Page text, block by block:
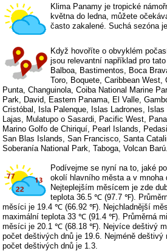
Klima Panamy je tropické
května do ledna, můžete
často zakalené. Suchá sezóna
Když hovoříte o obvyklém
jsou relevantní například pro
Balboa, Bastimentos, Boca
Toro, Boquete, Caribbean West,
Punta, Changuinola, Coiba National Marine
Park, David, Eastern Panama, El Valle,
Cristóbal, Isla Palenque, Islas Ladrones,
Lajas, Mulatupo o Sasardi, Pacific West,
Marino Golfo de Chiriquí, Pearl Islands,
San Blas Islands, San Francisco, Santa
Soberanía National Park, Taboga, Volcan Barú.
Podívejme se nyní na to, jaké
okolí hlavního města a v mnoha
Nejteplejším měsícem je zde
teplota 36.5 ℃ (97.7 ℉).
měsíci je 19.4 ℃ (66.92 ℉). Nejchladnější
maximální teplota 33 ℃ (91.4 ℉). Průměrná
měsíci je 20.1 ℃ (68.18 ℉). Nejvíce deštivý
počet deštivých dnů je 19.6. Nejméně deštivý
počet deštivých dnů je 1.3.